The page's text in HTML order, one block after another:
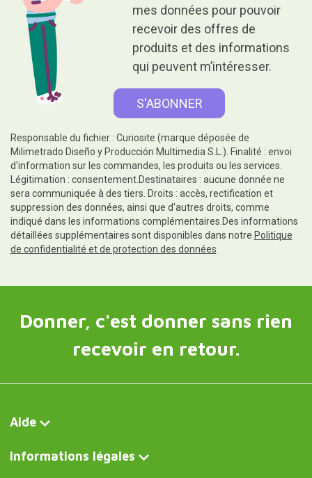
mes données pour pouvoir
recevoir des offres de
produits et des informations
qui peuvent m’intéresser.
Responsable du fichier : Curiosite (marque déposée de
Milimetrado Diseño y Producción Multimedia S.L.). Finalité : envoi
d'information sur les commandes, les produits ou les services.
Légitimation : consentement.Destinataires : aucune donnée ne
sera communiquée à des tiers. Droits : accès, rectification et
suppression des données, ainsi que d'autres droits, comme
indiqué dans les informations complémentaires.Des informations
détaillées supplémentaires sont disponibles dans notre Politique
de confidentialité et de protection des données
Donner, c'est donner sans rien
recevoir en retour.
Aide
Informations légales